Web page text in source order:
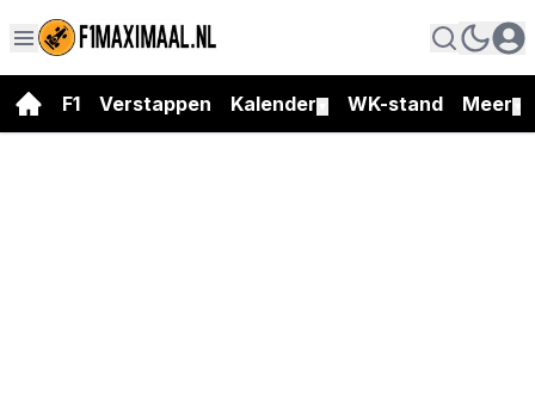
F1 Verstappen Kalender WK-stand Meer